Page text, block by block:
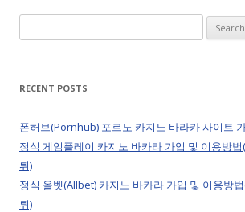
for:
RECENT POSTS
폰허브(Pornhub) 포르노 카지노 바라카 사이트
정식 게임플레이 카지노 바카라 가입 및 이용방
튀)
정식 올벳(Allbet) 카지노 바카라 가입 및 이용방
튀)